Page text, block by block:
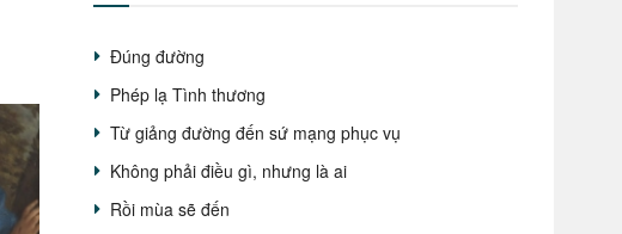
Đúng đường
Phép lạ Tình thương
Từ giảng đường đến sứ mạng phục vụ
Không phải điều gì, nhưng là ai
Rồi mùa sẽ đến